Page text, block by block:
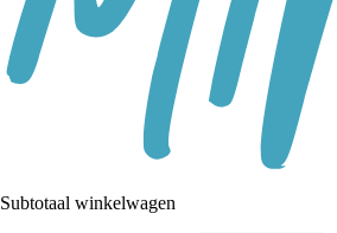
Subtotaal winkelwagen